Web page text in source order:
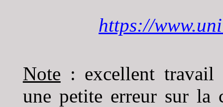
https://
Note : excellent travail
une petite erreur sur